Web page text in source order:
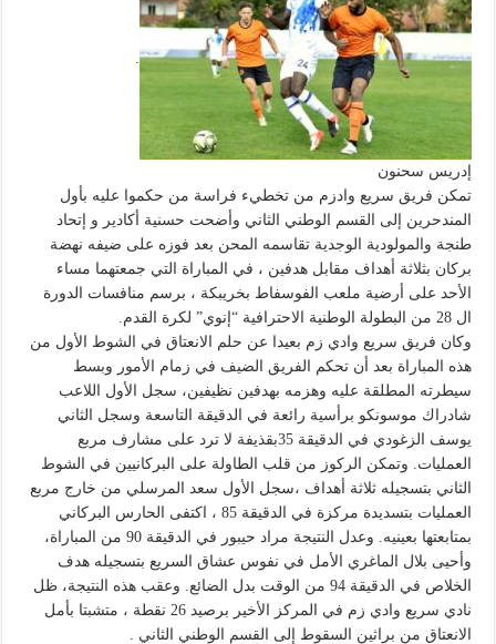
إدريس سحنون
تمكن فريق سريع وادزم من تخطيء فراسة من حكموا عليه بأول
المندحرين إلى القسم الوطني الثاني وأضحت حسنية أكادير و إتحاد
طنجة والمولودية الوجدية تقاسمه المحن بعد فوزه على ضيفه نهضة
بركان بثلاثة أهداف مقابل هدفين ، في المباراة التي جمعتهما مساء
الأحد على أرضية ملعب الفوسفاط بخريبكة ، برسم منافسات الدورة
ال 28 من البطولة الوطنية الاحترافية “إنوي” لكرة القدم.
وكان فريق سريع وادي زم بعيدا عن حلم الانعتاق في الشوط الأول من
هذه المباراة بعد أن تحكم الفريق الضيف في زمام الأمور وبسط
سيطرته المطلقة عليه وهزمه بهدفين نظيفين، سجل الأول اللاعب
شادراك موسونكو برأسية رائعة في الدقيقة التاسعة وسجل الثاني
يوسف الزغودي في الدقيقة 35بقذيفة لا ترد على مشارف مربع
العمليات. وتمكن الركوز من قلب الطاولة على البركانيين في الشوط
الثاني بتسجيله ثلاثة أهداف ،سجل الأول سعد المرسلي من خارج مربع
العمليات بتسديدة مركزة في الدقيقة 85 ، اكتفى الحارس البركاني
بمتابعتها بعينيه. وعدل النتيجة مراد حيبور في الدقيقة 90 من المباراة،
وأحيى بلال الماغري الأمل في نفوس عشاق السريع بتسجيله هدف
الخلاص في الدقيقة 94 من الوقت بدل الضائع. وعقب هذه النتيجة، ظل
نادي سريع وادي زم في المركز الأخير برصيد 26 نقطة ، متشبتا بأمل
الانعتاق من براثين السقوط إلى القسم الوطني الثاني .